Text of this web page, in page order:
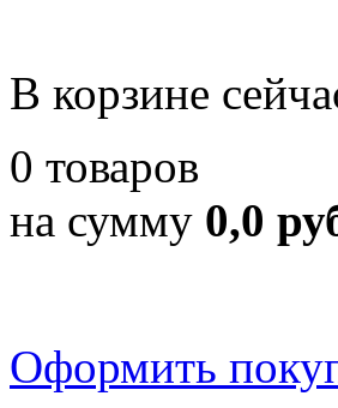
В корзине
0 товаров
на сумму 0,0
Оформить